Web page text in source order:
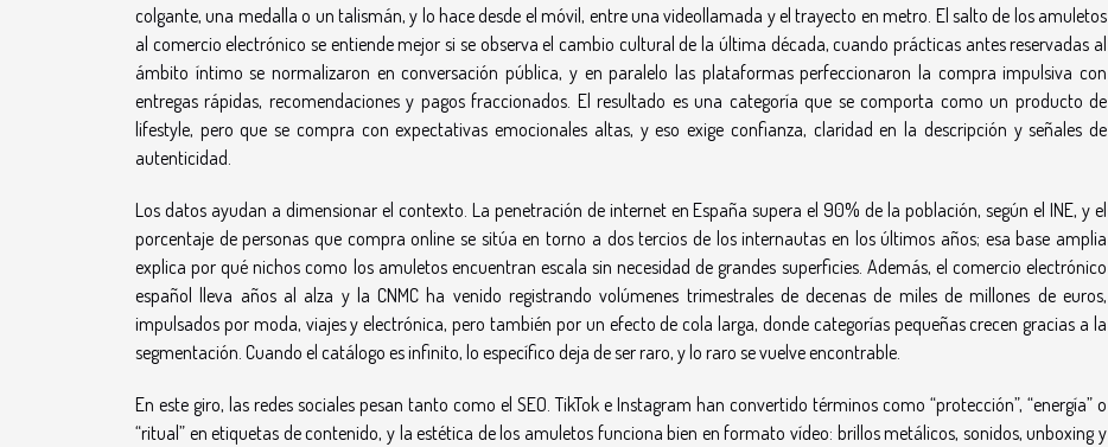
colgante, una medalla o un talismán, y lo hace desde el móvil, entre una videollamada y el trayecto en metro. El salto de los amuletos
al comercio electrónico se entiende mejor si se observa el cambio cultural de la última década, cuando prácticas antes reservadas al
ámbito íntimo se normalizaron en conversación pública, y en paralelo las plataformas perfeccionaron la compra impulsiva con
entregas rápidas, recomendaciones y pagos fraccionados. El resultado es una categoría que se comporta como un producto de
lifestyle, pero que se compra con expectativas emocionales altas, y eso exige confianza, claridad en la descripción y señales de
autenticidad.
Los datos ayudan a dimensionar el contexto. La penetración de internet en España supera el 90% de la población, según el INE, y el
porcentaje de personas que compra online se sitúa en torno a dos tercios de los internautas en los últimos años; esa base amplia
explica por qué nichos como los amuletos encuentran escala sin necesidad de grandes superficies. Además, el comercio electrónico
español lleva años al alza y la CNMC ha venido registrando volúmenes trimestrales de decenas de miles de millones de euros,
impulsados por moda, viajes y electrónica, pero también por un efecto de cola larga, donde categorías pequeñas crecen gracias a la
segmentación. Cuando el catálogo es infinito, lo específico deja de ser raro, y lo raro se vuelve encontrable.
En este giro, las redes sociales pesan tanto como el SEO. TikTok e Instagram han convertido términos como “protección”, “energía” o
“ritual” en etiquetas de contenido, y la estética de los amuletos funciona bien en formato vídeo: brillos metálicos, sonidos, unboxing y